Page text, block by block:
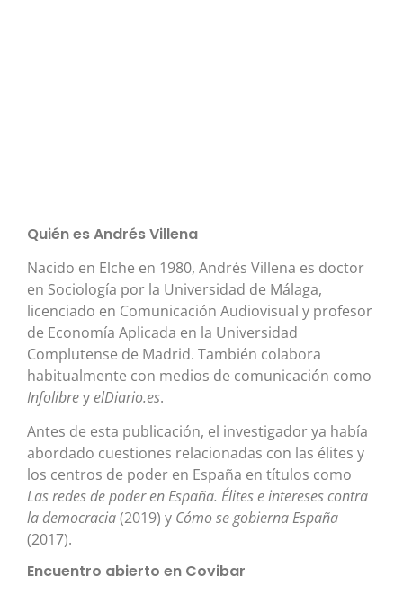
Quién es Andrés Villena
Nacido en Elche en 1980, Andrés Villena es doctor
en Sociología por la Universidad de Málaga,
licenciado en Comunicación Audiovisual y profesor
de Economía Aplicada en la Universidad
Complutense de Madrid. También colabora
habitualmente con medios de comunicación como
InfolibreyelDiario.es.
Antes de esta publicación, el investigador ya había
abordado cuestiones relacionadas con las élites y
los centros de poder en España en títulos como
Las redes de poder en España. Élites e intereses contra
la democracia(2019) y Cómo se gobierna España
(2017).
Encuentro abierto en Covibar